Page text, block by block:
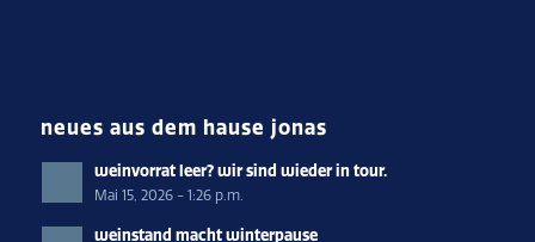
neues aus dem hause jonas
weinvorrat leer? wir sind wieder in tour.
Mai 15, 2026 - 1:26 p.m.
weinstand macht winterpause